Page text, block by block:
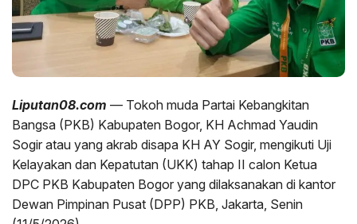
Liputan08.com — Tokoh muda Partai Kebangkitan
Bangsa (PKB) Kabupaten Bogor, KH Achmad Yaudin
Sogir atau yang akrab disapa KH AY Sogir, mengikuti Uji
Kelayakan dan Kepatutan (UKK) tahap II calon Ketua
DPC PKB Kabupaten Bogor yang dilaksanakan di kantor
Dewan Pimpinan Pusat (DPP) PKB, Jakarta, Senin